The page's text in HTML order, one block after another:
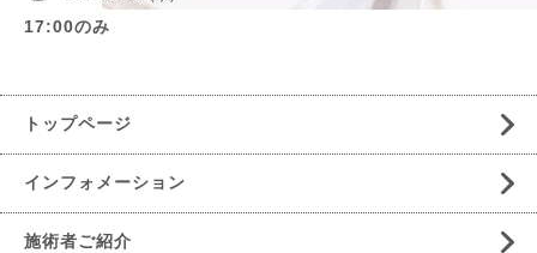
17:00のみ
トップページ
インフォメーション
施術者ご紹介